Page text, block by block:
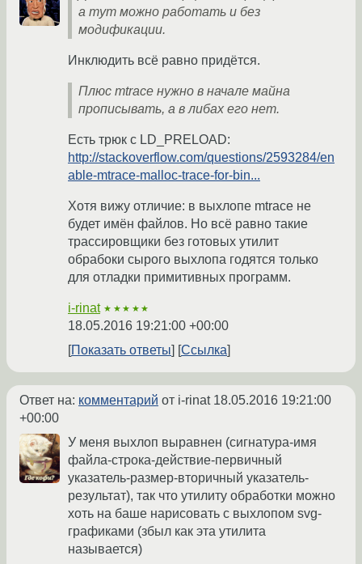
а тут можно работать и без
модификации.
Инклюдить всё равно придётся.
Плюс mtrace нужно в начале майна
прописывать, а в либах его нет.
Есть трюк с LD_PRELOAD:
http://stackoverflow.com/questions/2593284/en
able-mtrace-malloc-trace-for-bin...
Хотя вижу отличие: в выхлопе mtrace не
будет имён файлов. Но всё равно такие
трассировщики без готовых утилит
обрабоки сырого выхлопа годятся только
для отладки примитивных программ.
i-rinat ★★★★★
18.05.2016 19:21:00 +00:00
Показать ответы
Ссылка
Ответ на: комментарий от i-rinat 18.05.2016 19:21:00
+00:00
У меня выхлоп выравнен (сигнатура-имя
файла-строка-действие-первичный
указатель-размер-вторичный указатель-
результат), так что утилиту обработки можно
хоть на баше нарисовать с выхлопом svg-
графиками (збыл как эта утилита
называется)